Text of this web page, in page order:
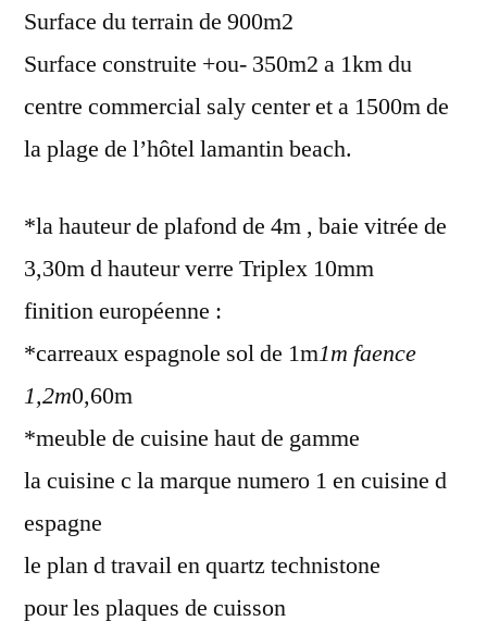
Surface du terrain de 900m2
Surface construite +ou- 350m2 a 1km du
centre commercial saly center et a 1500m de
la plage de l’hôtel lamantin beach.
*la hauteur de plafond de 4m , baie vitrée de
3,30m d hauteur verre Triplex 10mm
finition européenne :
*carreaux espagnole sol de 1m1m faence
1,2m0,60m
*meuble de cuisine haut de gamme
la cuisine c la marque numero 1 en cuisine d
espagne
le plan d travail en quartz technistone
pour les plaques de cuisson